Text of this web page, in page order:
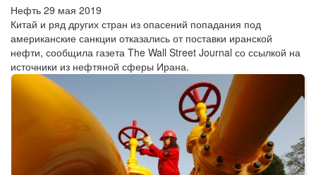
Нефть 29 мая 2019
Китай и ряд других стран из опасений попадания под
американские санкции отказались от поставки иранской
нефти, сообщила газета The Wall Street Journal со ссылкой на
источники из нефтяной сферы Ирана.